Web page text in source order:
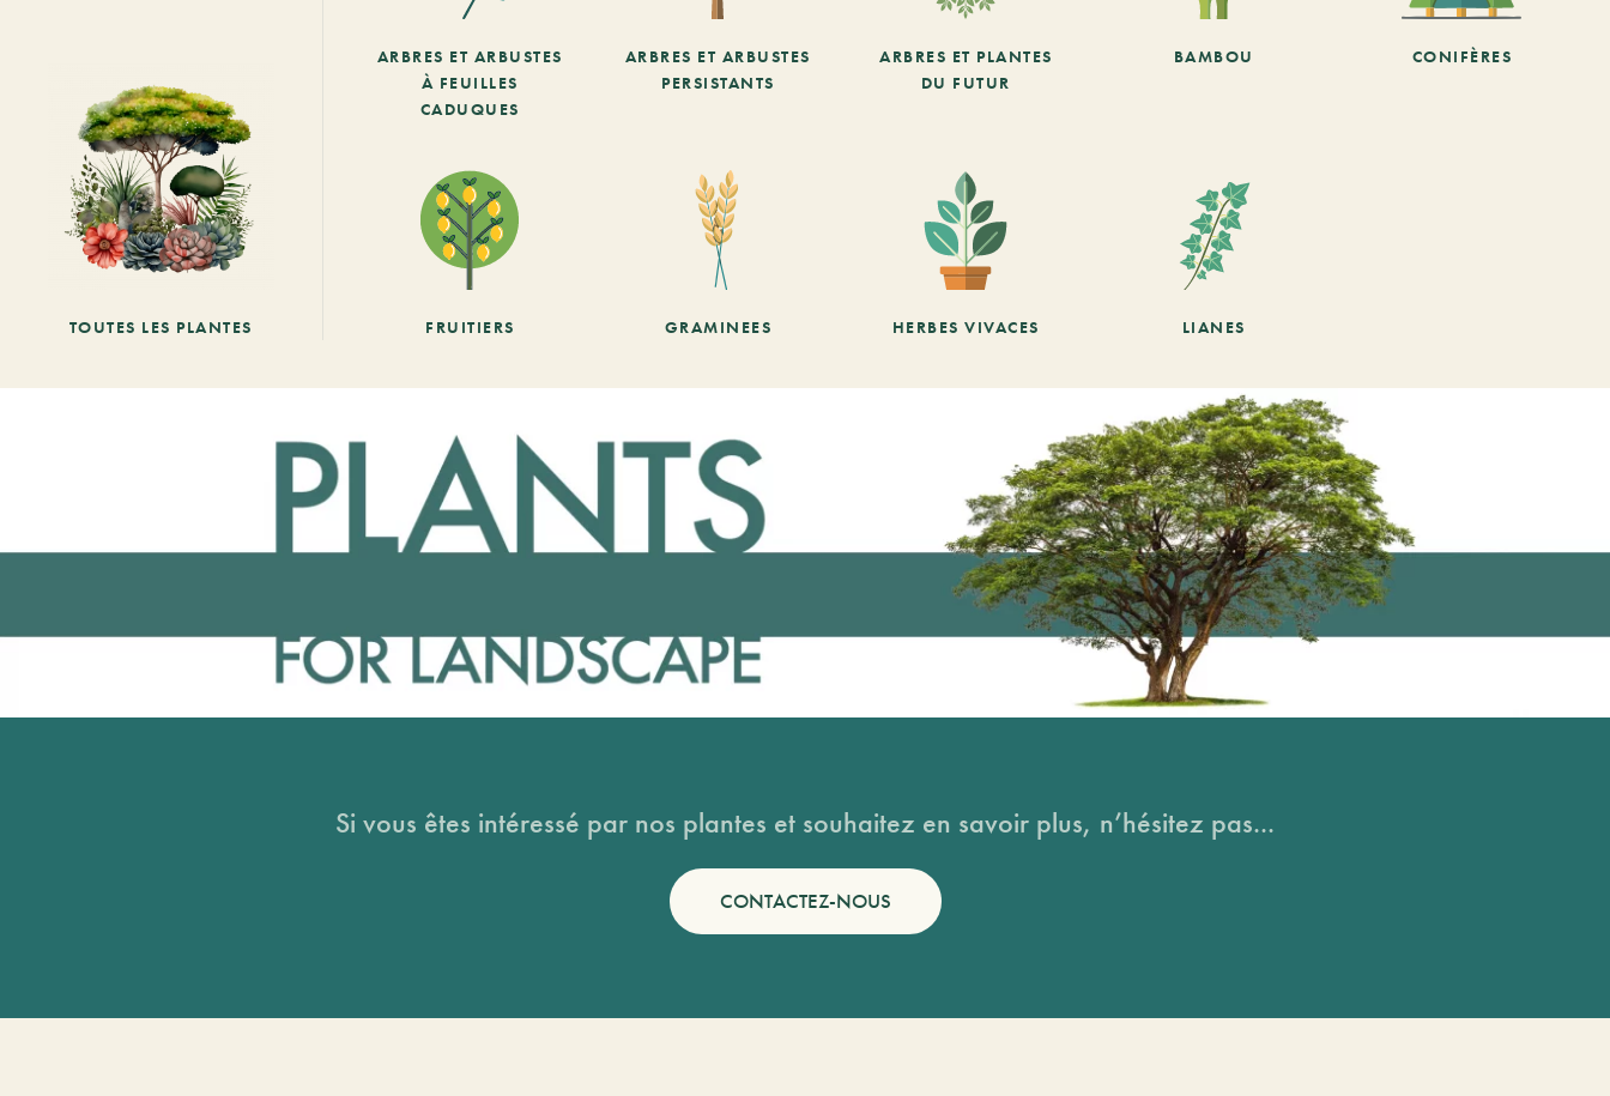
TOUTES LES PLANTES
ARBRES ET ARBUSTES
À FEUILLES
CADUQUES
ARBRES ET ARBUSTES
PERSISTANTS
ARBRES ET PLANTES
DU FUTUR
BAMBOU CONIFÈRES
FRUITIERS GRAMINEES HERBES VIVACES LIANES
Si vous êtes intéressé par nos plantes et souhaitez en savoir plus, n’hésitez pas...
CONTACTEZ-NOUS